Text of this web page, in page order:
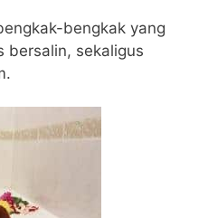
bengkak yang
bersalin, sekaligus